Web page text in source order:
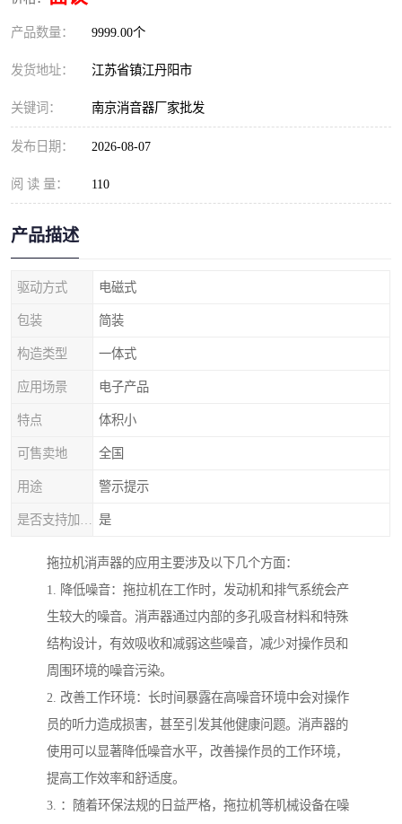
产品数量： 9999.00个
发货地址： 江苏省镇江丹阳市
关键词： 南京消音器厂家批发
发布日期： 2026-08-07
阅 读 量： 110
产品描述
驱动方式 电磁式
包装 简装
构造类型 一体式
应用场景 电子产品
特点 体积小
可售卖地 全国
用途 警示提示
是
拖拉机消声器的应用主要涉及以下几个方面：
1. 降低噪音：拖拉机在工作时，发动机和排气系统会产
生较大的噪音。消声器通过内部的多孔吸音材料和特殊
结构设计，有效吸收和减弱这些噪音，减少对操作员和
周围环境的噪音污染。
2. 改善工作环境：长时间暴露在高噪音环境中会对操作
员的听力造成损害，甚至引发其他健康问题。消声器的
使用可以显著降低噪音水平，改善操作员的工作环境，
提高工作效率和舒适度。
3. ：随着环保法规的日益严格，拖拉机等机械设备在噪